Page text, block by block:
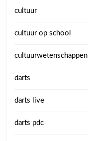
cultuur
cultuur op school
cultuurwetenschappen
darts
darts live
darts pdc